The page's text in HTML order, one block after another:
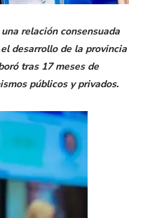
relación consensuada
desarrollo de la provincia
tras 17 meses de
públicos y privados.